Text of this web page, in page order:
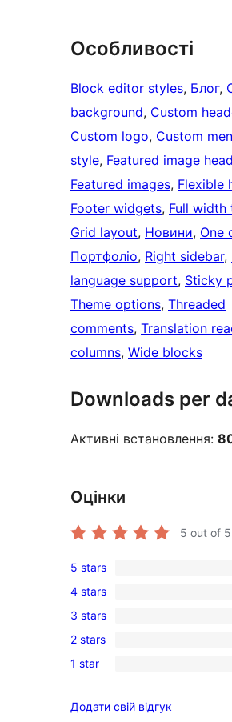
Особливості
Block editor styles, Блог,
background, Custom
Custom logo, Custom
style, Featured image
Featured images, Flexible
Footer widgets, Full width
Grid layout, Новини, One
Портфоліо, Right sidebar,
language support, Sticky
Theme options, Threaded
comments, Translation
columns, Wide blocks
Downloads per
Активні встановлення:
Оцінки
5 out of
1
5-
star
review
5 stars
0
4-
star
reviews
4 stars
0
3-
star
3 stars
0
2-
reviews
2 stars
0
star
1 star
Додати свій відгук